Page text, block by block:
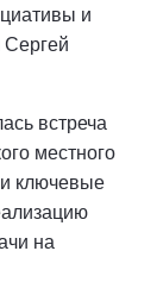
и
Сергей
встреча
местного
ключевые
на